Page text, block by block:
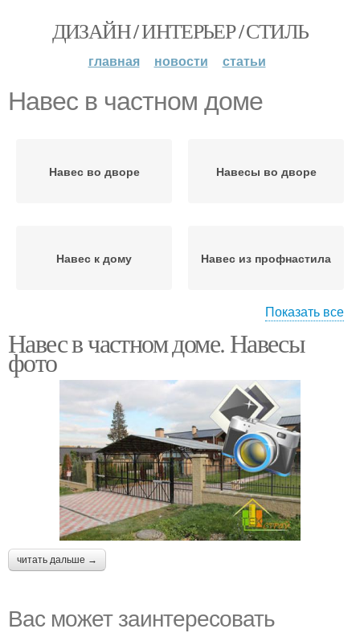
ДИЗАЙН / ИНТЕРЬЕР / СТИЛЬ
главная новости статьи
Навес в частном доме
Навес во дворе Навесы во дворе
Навес к дому Навес из профнастила
металлопрофиля
Деревянные навесы
Навес к стене
Показать все
Навес в частном доме. Навесы
фото
читать дальше →
Вас может заинтересовать